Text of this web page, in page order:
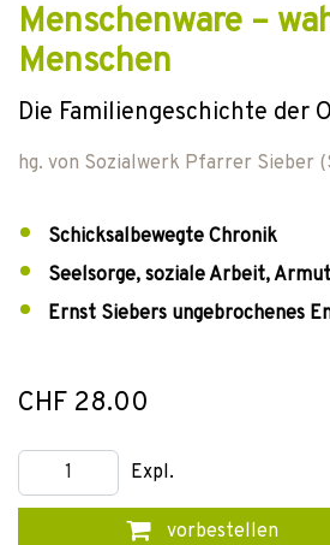
Menschenware –
Menschen
Die Familiengeschichte der
hg. von Sozialwerk Pfarrer Sieber
Schicksalbewegte Chronik
Seelsorge, soziale Arbeit, Armut
Ernst Siebers ungebrochenes
CHF 28.00
Expl.
vorbestellen